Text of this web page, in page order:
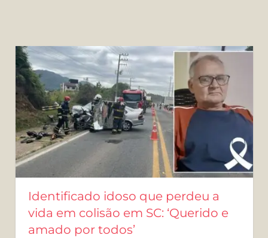
Identificado idoso que perdeu a
vida em colisão em SC: ‘Querido e
amado por todos’